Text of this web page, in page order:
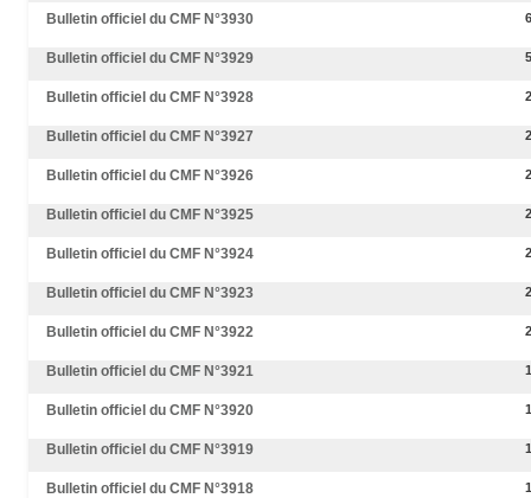
Bulletin officiel du CMF N°3930 6
Bulletin officiel du CMF N°3929 5
Bulletin officiel du CMF N°3928 2
Bulletin officiel du CMF N°3927
Bulletin officiel du CMF N°3926
Bulletin officiel du CMF N°3925
Bulletin officiel du CMF N°3924
Bulletin officiel du CMF N°3923
Bulletin officiel du CMF N°3922
Bulletin officiel du CMF N°3921
Bulletin officiel du CMF N°3920
Bulletin officiel du CMF N°3919
Bulletin officiel du CMF N°3918